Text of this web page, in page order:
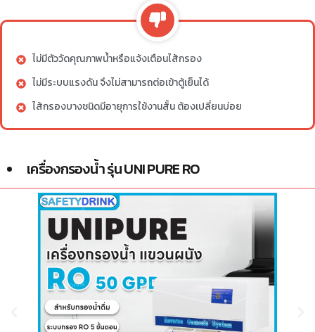
ไม่มีตัววัดคุณภาพน้ำหรือแจ้งเตือนไส้กรอง
ไม่มีระบบแรงดัน จึงไม่สามารถต่อเข้าตู้เย็นได้
ไส้กรองบางชนิดมีอายุการใช้งานสั้น ต้องเปลี่ยนบ่อย
เครื่องกรองน้ำ รุ่น UNI PURE RO